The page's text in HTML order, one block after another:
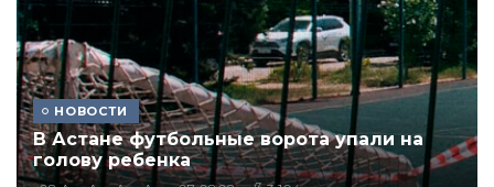
НОВОСТИ
В Астане футбольные ворота упали на
голову ребенка